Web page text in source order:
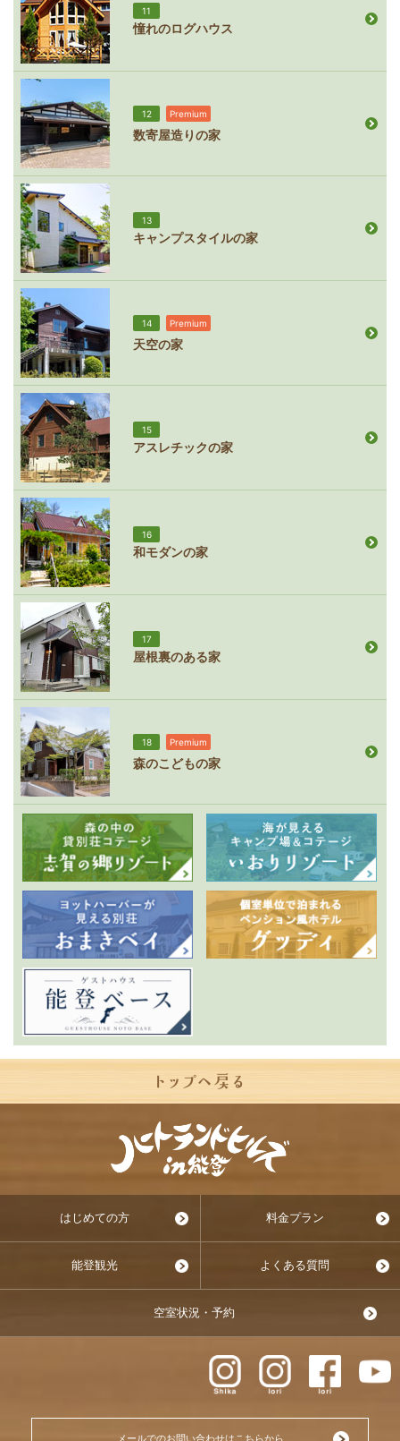
11
憧れのログハウス
12 Premium
数寄屋造りの家
13
キャンプスタイルの家
14 Premium
天空の家
15
アスレチックの家
16
和モダンの家
17
屋根裏のある家
18 Premium
森のこどもの家
はじめての方 料金プラン
能登観光 よくある質問
空室状況・予約
メールでのお問い合わせはこちらから